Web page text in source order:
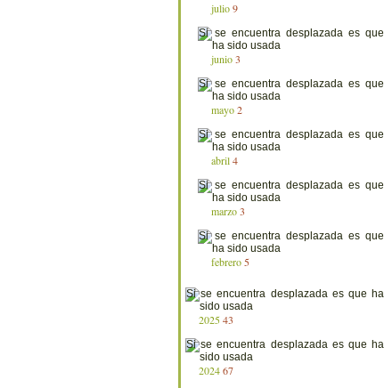
julio 9
junio 3
mayo 2
abril 4
marzo 3
febrero 5
202543
202467